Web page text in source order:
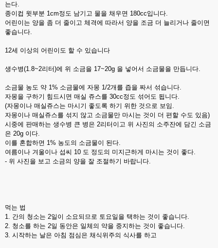
는다.
종이컵 윗부분 1cm정도 남기고 물을 채우면 180cc입니다.
어린이는 양을 좀 더 줄이고 체격에 따라서 양을 조금 더 늘리거나 줄이면
좋습니다.
12세 이상의 어린이도 할 수 있습니다
생수병(1.8~2리터)에 위 소금을 17~20g 을 넣어서 소금물을 만듭니다.
소금물 농도 약 1% 소금물에 자몽 1/2개를 즙을 짜서 섞습니다.
자몽을 구하기 힘드시면 매실 쥬스를 30cc정도 섞어도 됩니다.
(자몽이나 매실쥬스는 마시기 좋도록 하기 위한 것으로 보임.
자몽이나 매실쥬스를 섞지 않고 소금물만 마시는 것이 더 편할 수도 있음)
시중에 판매하는 생수병 큰 병은 2리터이고 위 사진의 소주잔에 담긴 소금
은 20g 이다.
이를 혼합하면 1% 농도의 소금물이 된다.
여름이나 겨울이나 섭씨 10 도 정도의 미지근하게 마시는 것이 좋다.
- 위 사진을 보고 소금의 양을 잘 조절하기 바랍니다.
먹는 법
1. 간의 청소는 2일이 소요되므로 토요일을 택하는 것이 좋습니다.
2. 청소를 하는 2일 동안은 일체의 약을 중지하는 것이 좋습니다.
3. 시작하는 날은 아침 점심은 채식위주의 식사를 하고